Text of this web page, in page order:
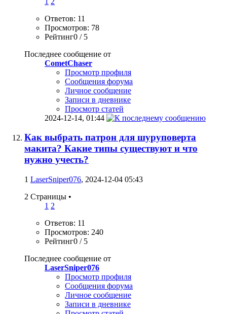
Ответов: 11
Просмотров: 78
Рейтинг0 / 5
Последнее сообщение от
CometChaser
Просмотр профиля
Сообщения форума
Личное сообщение
Записи в дневнике
Просмотр статей
2024-12-14, 01:44
Как выбрать патрон для шуруповерта
макита? Какие типы существуют и что
нужно учесть?
1 LaserSniper076, 2024-12-04 05:43
2 Страницы •
1 2
Ответов: 11
Просмотров: 240
Рейтинг0 / 5
Последнее сообщение от
LaserSniper076
Просмотр профиля
Сообщения форума
Личное сообщение
Записи в дневнике